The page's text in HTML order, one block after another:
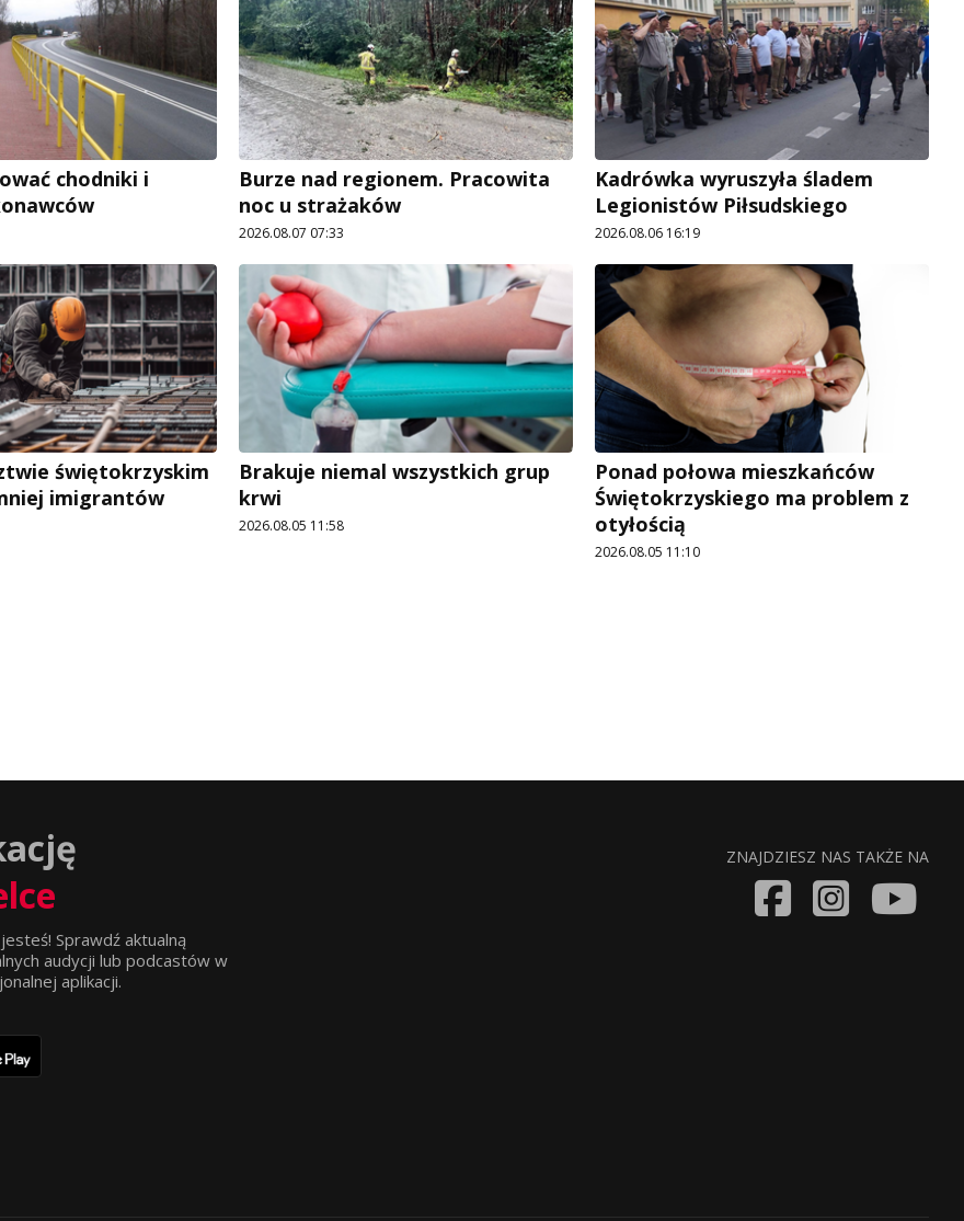
chodniki i
Burze nad regionem. Pracowita
noc u strażaków
2026.08.07 07:33
Kadrówka wyruszyła śladem
Legionistów Piłsudskiego
2026.08.06 16:19
świętokrzyskim
imigrantów
Brakuje niemal wszystkich grup
krwi
2026.08.05 11:58
Ponad połowa mieszkańców
Świętokrzyskiego ma problem z
otyłością
2026.08.05 11:10
Sprawdź aktualną
audycji lub podcastów w
aplikacji.
ZNAJDZIESZ NAS TAKŻE NA